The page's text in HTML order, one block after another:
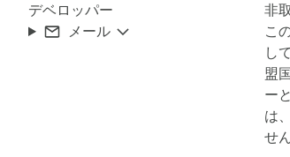
デベロッパー
メール
非
こ
し
盟
ー
は
せん